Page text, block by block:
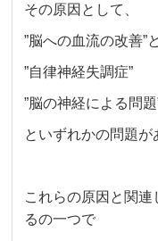
その原因として、
”脳への血流の改善”と
”自律神経失調症”
”脳の神経による問題
といずれかの問題が
これらの原因と関連
るの一つで